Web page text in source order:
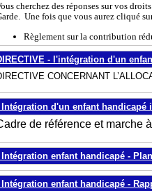
cherchez des réponses sur vos
Une fois que vous aurez cliqué
Règlement sur la contribution
- l'intégration d'un
CONCERNANT
Intégration d'un enfant handicapé
de référence et marche
Intégration enfant handicapé -
Intégration enfant handicapé -